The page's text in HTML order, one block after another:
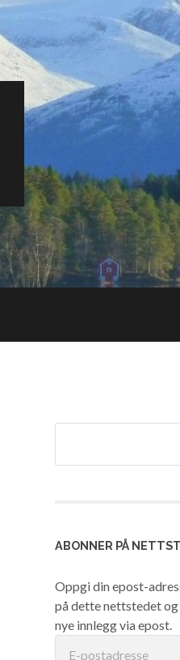
ABONNER PÅ
Oppgi din epost-
på dette nettstedet
nye innlegg via epost.